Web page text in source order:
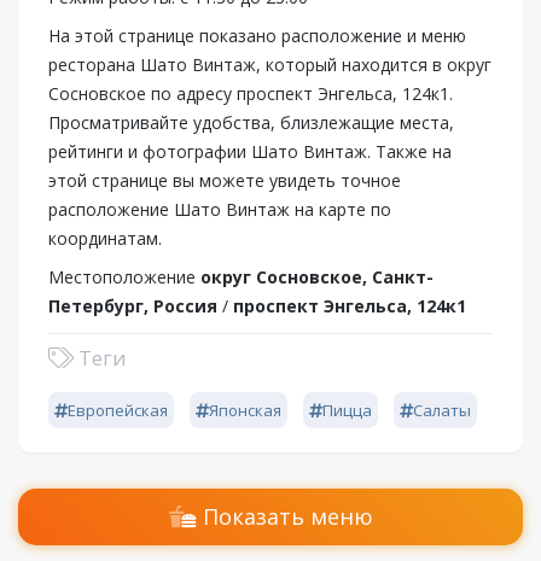
На этой странице показано расположение и меню
ресторана Шато Винтаж, который находится в округ
Сосновское по адресу проспект Энгельса, 124к1.
Просматривайте удобства, близлежащие места,
рейтинги и фотографии Шато Винтаж. Также на
этой странице вы можете увидеть точное
расположение Шато Винтаж на карте по
координатам.
Местоположение округ Сосновское, Санкт-
Петербург, Россия / проспект Энгельса, 124к1
Теги
Европейская Японская Пицца Салаты
Показать меню